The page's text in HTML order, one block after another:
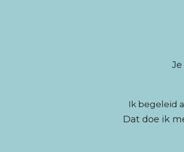
Ik begeleid
Dat doe ik